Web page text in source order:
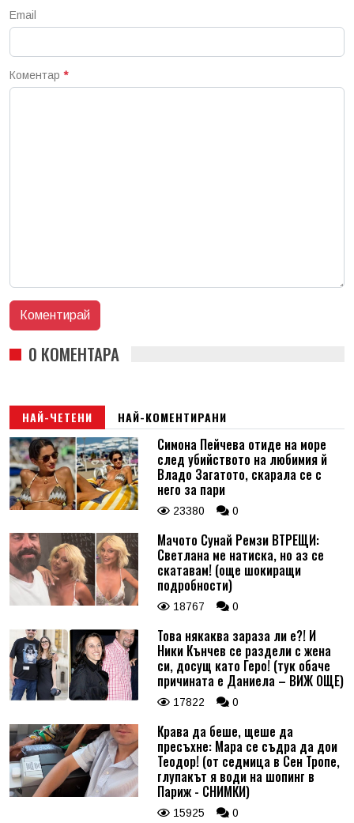
Email
Коментар *
0 КОМЕНТАРА
НАЙ-ЧЕТЕНИ НАЙ-КОМЕНТИРАНИ
Симона Пейчева отиде на море
след убийството на любимия й
Владо Загатото, скарала се с
него за пари
23380 0
Мачото Сунай Ремзи ВТРЕЩИ:
Светлана ме натиска, но аз се
скатавам! (още шокиращи
подробности)
18767 0
Това някаква зараза ли е?! И
Ники Кънчев се раздели с жена
си, досущ като Геро! (тук обаче
причината е Даниела – ВИЖ ОЩЕ)
17822 0
Крава да беше, щеше да
пресъхне: Мара се съдра да дои
Теодор! (от седмица в Сен Тропе,
глупакът я води на шопинг в
Париж - СНИМКИ)
15925 0